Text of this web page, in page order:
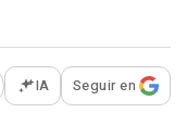
opciones para
IA Seguir en